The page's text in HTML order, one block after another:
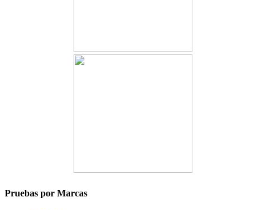
Pruebas por Marcas